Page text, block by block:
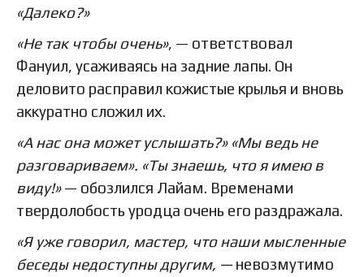
«Далеко?»
«Не так чтобы очень», — ответствовал
Фануил, усаживаясь на задние лапы. Он
деловито расправил кожистые крылья и вновь
аккуратно сложил их.
«А нас она может услышать?» «Мы ведь не
разговариваем». «Ты знаешь, что я имею в
виду!»— обозлился Лайам. Временами
твердолобость уродца очень его раздражала.
«Я уже говорил, мастер, что наши мысленные
беседы недоступны другим, —невозмутимо